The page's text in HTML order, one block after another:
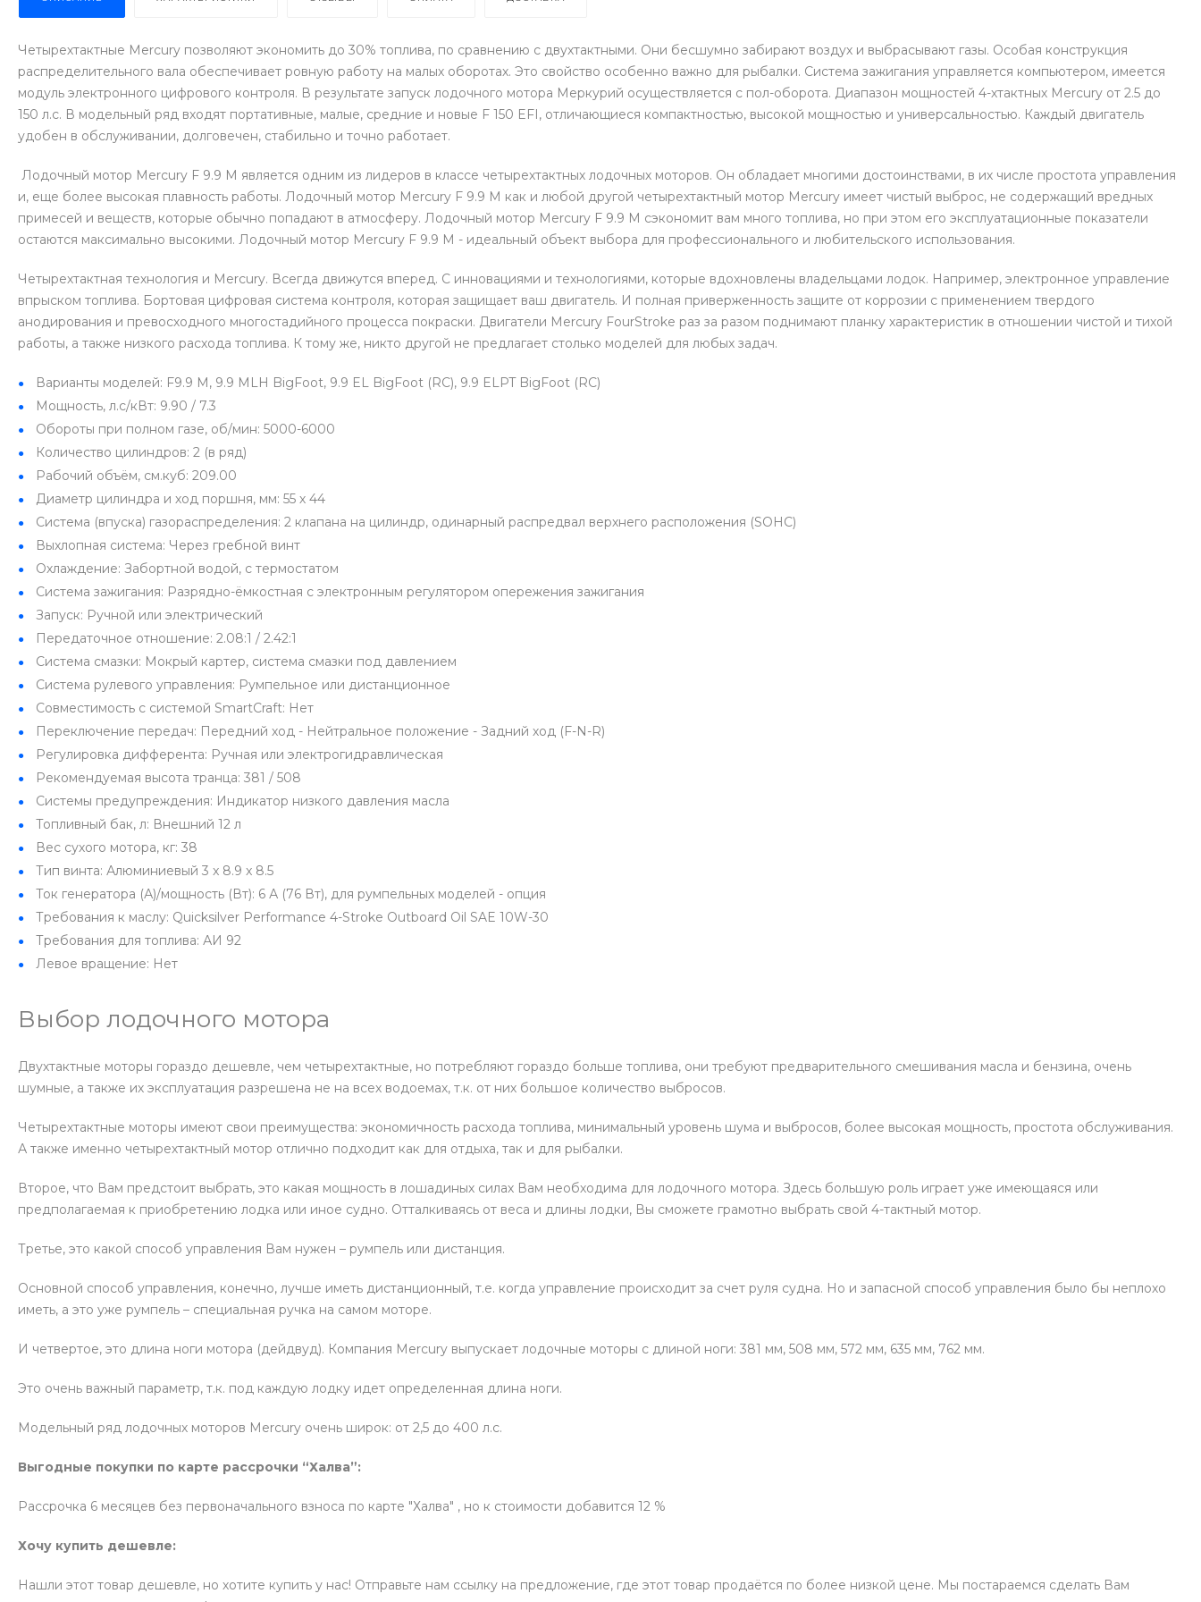
Четырехтактные Mercury позволяют экономить до 30% топлива, по сравнению с двухтактными. Они бесшумно забирают воздух и выбрасывают газы. Особая конструкция
распределительного вала обеспечивает ровную работу на малых оборотах. Это свойство особенно важно для рыбалки. Система зажигания управляется компьютером, имеется
модуль электронного цифрового контроля. В результате запуск лодочного мотора Меркурий осуществляется с пол-оборота. Диапазон мощностей 4-хтактных Mercury от 2.5 до
150 л.с. В модельный ряд входят портативные, малые, средние и новые F 150 EFI, отличающиеся компактностью, высокой мощностью и универсальностью. Каждый двигатель
удобен в обслуживании, долговечен, стабильно и точно работает.
Лодочный мотор Mercury F 9.9 M является одним из лидеров в классе четырехтактных лодочных моторов. Он обладает многими достоинствами, в их числе простота управления
и, еще более высокая плавность работы. Лодочный мотор Mercury F 9.9 M как и любой другой четырехтактный мотор Mercury имеет чистый выброс, не содержащий вредных
примесей и веществ, которые обычно попадают в атмосферу. Лодочный мотор Mercury F 9.9 M сэкономит вам много топлива, но при этом его эксплуатационные показатели
остаются максимально высокими. Лодочный мотор Mercury F 9.9 M - идеальный объект выбора для профессионального и любительского использования.
Четырехтактная технология и Mercury. Всегда движутся вперед. С инновациями и технологиями, которые вдохновлены владельцами лодок. Например, электронное управление
впрыском топлива. Бортовая цифровая система контроля, которая защищает ваш двигатель. И полная приверженность защите от коррозии с применением твердого
анодирования и превосходного многостадийного процесса покраски. Двигатели Mercury FourStroke раз за разом поднимают планку характеристик в отношении чистой и тихой
работы, а также низкого расхода топлива. К тому же, никто другой не предлагает столько моделей для любых задач.
Варианты моделей: F9.9 M, 9.9 MLH BigFoot, 9.9 EL BigFoot (RC), 9.9 ELPT BigFoot (RC)
Мощность, л.с/кВт: 9.90 / 7.3
Обороты при полном газе, об/мин: 5000-6000
Количество цилиндров: 2 (в ряд)
Рабочий объём, см.куб: 209.00
Диаметр цилиндра и ход поршня, мм: 55 х 44
Система (впуска) газораспределения: 2 клапана на цилиндр, одинарный распредвал верхнего расположения (SOHC)
Выхлопная система: Через гребной винт
Охлаждение: Забортной водой, с термостатом
Система зажигания: Разрядно-ёмкостная с электронным регулятором опережения зажигания
Запуск: Ручной или электрический
Передаточное отношение: 2.08:1 / 2.42:1
Система смазки: Мокрый картер, система смазки под давлением
Система рулевого управления: Румпельное или дистанционное
Совместимость с системой SmartCraft: Нет
Переключение передач: Передний ход - Нейтральное положение - Задний ход (F-N-R)
Регулировка дифферента: Ручная или электрогидравлическая
Рекомендуемая высота транца: 381 / 508
Системы предупреждения: Индикатор низкого давления масла
Топливный бак, л: Внешний 12 л
Вес сухого мотора, кг: 38
Тип винта: Алюминиевый 3 x 8.9 x 8.5
Ток генератора (А)/мощность (Вт): 6 А (76 Вт), для румпельных моделей - опция
Требования к маслу: Quicksilver Performance 4-Stroke Outboard Oil SAE 10W-30
Требования для топлива: АИ 92
Левое вращение: Нет
Выбор лодочного мотора
Двухтактные моторы гораздо дешевле, чем четырехтактные, но потребляют гораздо больше топлива, они требуют предварительного смешивания масла и бензина, очень
шумные, а также их эксплуатация разрешена не на всех водоемах, т.к. от них большое количество выбросов.
Четырехтактные моторы имеют свои преимущества: экономичность расхода топлива, минимальный уровень шума и выбросов, более высокая мощность, простота обслуживания.
А также именно четырехтактный мотор отлично подходит как для отдыха, так и для рыбалки.
Второе, что Вам предстоит выбрать, это какая мощность в лошадиных силах Вам необходима для лодочного мотора. Здесь большую роль играет уже имеющаяся или
предполагаемая к приобретению лодка или иное судно. Отталкиваясь от веса и длины лодки, Вы сможете грамотно выбрать свой 4-тактный мотор.
Третье, это какой способ управления Вам нужен – румпель или дистанция.
Основной способ управления, конечно, лучше иметь дистанционный, т.е. когда управление происходит за счет руля судна. Но и запасной способ управления было бы неплохо
иметь, а это уже румпель – специальная ручка на самом моторе.
И четвертое, это длина ноги мотора (дейдвуд). Компания Mercury выпускает лодочные моторы с длиной ноги: 381 мм, 508 мм, 572 мм, 635 мм, 762 мм.
Это очень важный параметр, т.к. под каждую лодку идет определенная длина ноги.
Модельный ряд лодочных моторов Mercury очень широк: от 2,5 до 400 л.с.
Выгодные покупки по карте рассрочки “Халва”:
Рассрочка 6 месяцев без первоначального взноса по карте "Халва" , но к стоимости добавится 12 %
Хочу купить дешевле:
Нашли этот товар дешевле, но хотите купить у нас! Отправьте нам ссылку на предложение, где этот товар продаётся по более низкой цене. Мы постараемся сделать Вам